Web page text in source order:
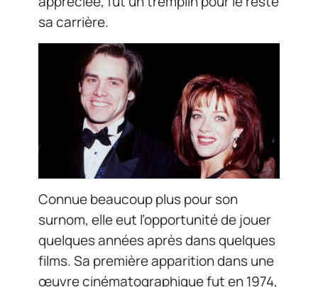
sa carrière.
Connue beaucoup plus pour son
surnom, elle eut l’opportunité de jouer
quelques années après dans quelques
films. Sa première apparition dans une
œuvre cinématographique fut en 1974,